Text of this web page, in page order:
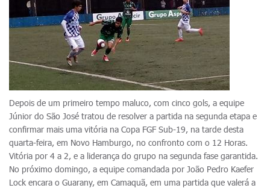
Depois de um primeiro tempo maluco, com cinco gols, a equipe
Júnior do São José tratou de resolver a partida na segunda etapa e
confirmar mais uma vitória na Copa FGF Sub-19, na tarde desta
quarta-feira, em Novo Hamburgo, no confronto com o 12 Horas.
Vitória por 4 a 2, e a liderança do grupo na segunda fase garantida.
No próximo domingo, a equipe comandada por João Pedro Kaefer
Lock encara o Guarany, em Camaquã, em uma partida que valerá a